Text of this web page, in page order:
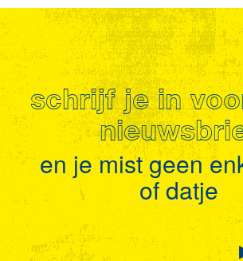
schrijf je in
en je mist geen
of datje